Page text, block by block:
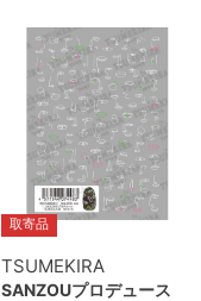
取寄品
TSUMEKIRA
SANZOUプロデュース